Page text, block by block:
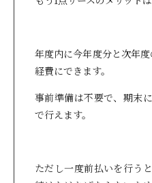
年度内に今年度分と次年
経費にできます。
事前準備は不要で、期末
で行えます。
ただし一度前払いを行う